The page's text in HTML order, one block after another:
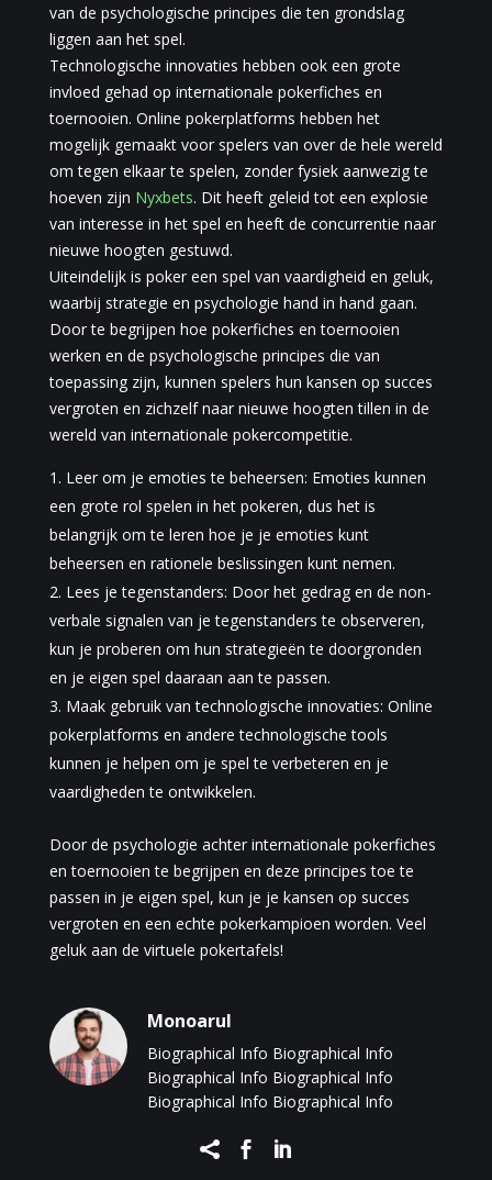
van de psychologische principes die ten grondslag
liggen aan het spel.
Technologische innovaties hebben ook een grote
invloed gehad op internationale pokerfiches en
toernooien. Online pokerplatforms hebben het
mogelijk gemaakt voor spelers van over de hele wereld
om tegen elkaar te spelen, zonder fysiek aanwezig te
hoeven zijn Nyxbets. Dit heeft geleid tot een explosie
van interesse in het spel en heeft de concurrentie naar
nieuwe hoogten gestuwd.
Uiteindelijk is poker een spel van vaardigheid en geluk,
waarbij strategie en psychologie hand in hand gaan.
Door te begrijpen hoe pokerfiches en toernooien
werken en de psychologische principes die van
toepassing zijn, kunnen spelers hun kansen op succes
vergroten en zichzelf naar nieuwe hoogten tillen in de
wereld van internationale pokercompetitie.
Leer om je emoties te beheersen: Emoties kunnen
een grote rol spelen in het pokeren, dus het is
belangrijk om te leren hoe je je emoties kunt
beheersen en rationele beslissingen kunt nemen.
Lees je tegenstanders: Door het gedrag en de non-
verbale signalen van je tegenstanders te observeren,
kun je proberen om hun strategieën te doorgronden
en je eigen spel daaraan aan te passen.
Maak gebruik van technologische innovaties: Online
pokerplatforms en andere technologische tools
kunnen je helpen om je spel te verbeteren en je
vaardigheden te ontwikkelen.
Door de psychologie achter internationale pokerfiches
en toernooien te begrijpen en deze principes toe te
passen in je eigen spel, kun je je kansen op succes
vergroten en een echte pokerkampioen worden. Veel
geluk aan de virtuele pokertafels!
Monoarul
Biographical Info Biographical Info
Biographical Info Biographical Info
Biographical Info Biographical Info
  